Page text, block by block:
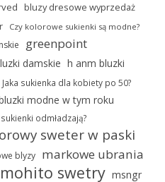
bluzy dresowe wyprzedaż
Czy kolorowe sukienki są modne?
greenpoint
damskie h anm bluzki
Jaka sukienka dla kobiety po 50?
modne w tym roku
sukienki odmładzają?
sweter w paski
blyzy markowe ubrania
mohito swetry msngr